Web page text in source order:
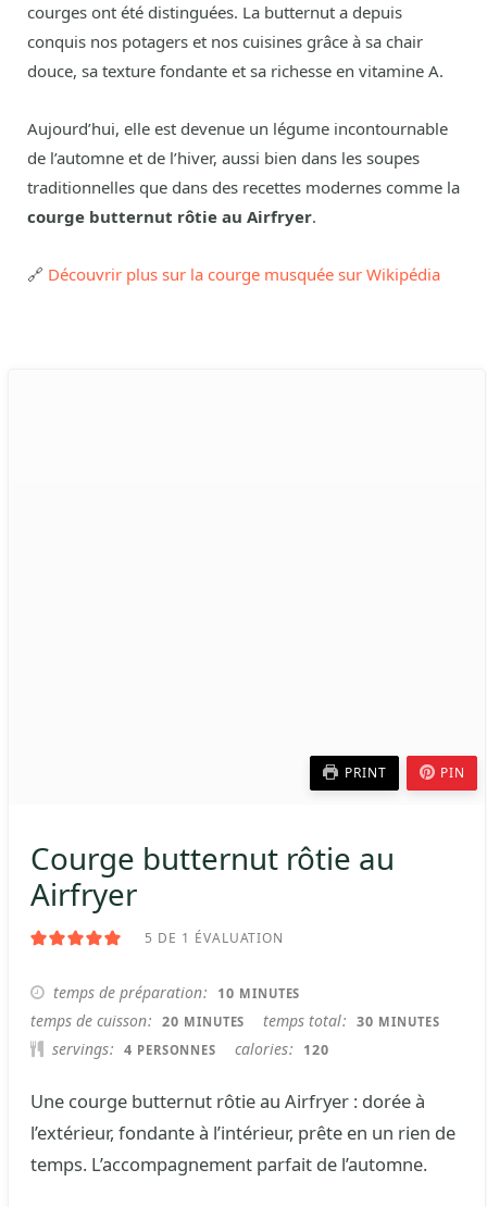
courges ont été distinguées. La butternut a depuis
conquis nos potagers et nos cuisines grâce à sa chair
douce, sa texture fondante et sa richesse en vitamine A.
Aujourd’hui, elle est devenue un légume incontournable
de l’automne et de l’hiver, aussi bien dans les soupes
traditionnelles que dans des recettes modernes comme la
courge butternut rôtie au Airfryer.
🔗 Découvrir plus sur la courge musquée sur Wikipédia
PRINT PIN
Courge butternut rôtie au
Airfryer
5 DE 1 ÉVALUATION
temps de préparation 10 MINUTES
MINUTES
temps de cuisson 20 MINUTES
MINUTES temps total 30 MINUTES
MINUTES
servings 4 PERSONNES calories 120
Une courge butternut rôtie au Airfryer : dorée à
l’extérieur, fondante à l’intérieur, prête en un rien de
temps. L’accompagnement parfait de l’automne.